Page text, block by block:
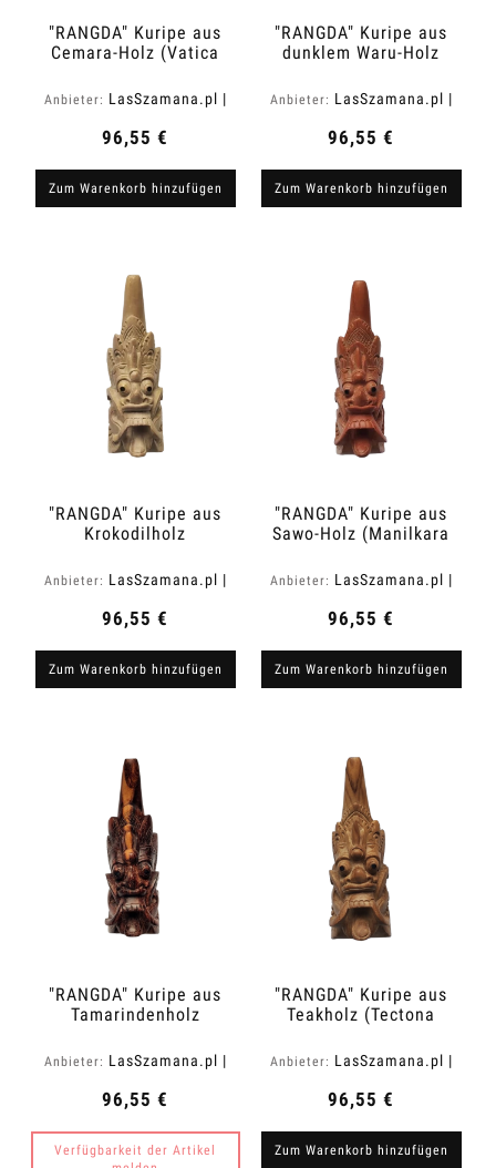
"RANGDA" Kuripe aus
Cemara-Holz (Vatica
Anbieter: LasSzamana.pl |
96,55 €
Zum Warenkorb hinzufügen
"RANGDA" Kuripe aus
dunklem Waru-Holz
Anbieter: LasSzamana.pl |
96,55 €
Zum Warenkorb hinzufügen
"RANGDA" Kuripe aus
Krokodilholz
Anbieter: LasSzamana.pl |
96,55 €
Zum Warenkorb hinzufügen
"RANGDA" Kuripe aus
Sawo-Holz (Manilkara
Anbieter: LasSzamana.pl |
96,55 €
Zum Warenkorb hinzufügen
"RANGDA" Kuripe aus
Tamarindenholz
Anbieter: LasSzamana.pl |
96,55 €
Verfügbarkeit der Artikel
"RANGDA" Kuripe aus
Teakholz (Tectona
Anbieter: LasSzamana.pl |
96,55 €
Zum Warenkorb hinzufügen